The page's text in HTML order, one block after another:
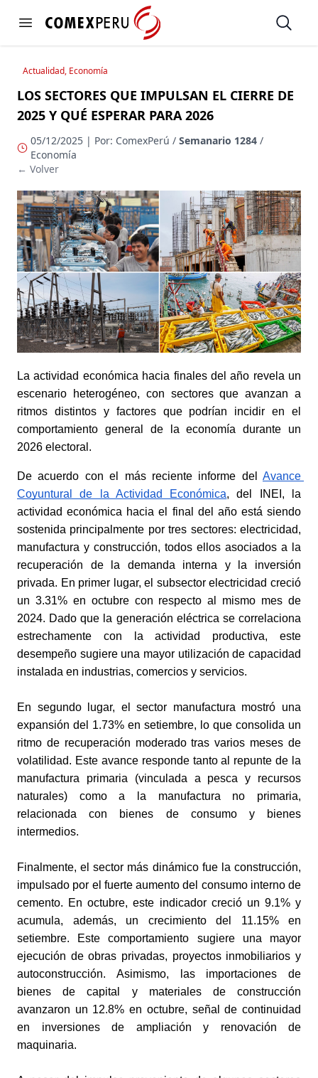
Open menu
https://www.comexperu.org.pe Open
Actualidad, Economía
LOS SECTORES QUE IMPULSAN EL CIERRE DE
2025 Y QUÉ ESPERAR PARA 2026
05/12/2025 | Por: ComexPerú /Semanario 1284 /
Economía
← Volver
La actividad económica hacia finales del año revela un
escenario heterogéneo, con sectores que avanzan a
ritmos distintos y factores que podrían incidir en el
comportamiento general de la economía durante un
2026 electoral.
De acuerdo con el más reciente informe del
Avance
Coyuntural de la Actividad Económica, del INEI, la
actividad económica hacia el final del año está siendo
sostenida principalmente por tres sectores: electricidad,
manufactura y construcción, todos ellos asociados a la
recuperación de la demanda interna y la inversión
privada. En primer lugar, el subsector electricidad creció
un 3.31% en octubre con respecto al mismo mes de
2024. Dado que la generación eléctrica se correlaciona
estrechamente con la actividad productiva, este
desempeño sugiere una mayor utilización de capacidad
instalada en industrias, comercios y servicios.
En segundo lugar, el sector manufactura mostró una
expansión del 1.73% en setiembre, lo que consolida un
ritmo de recuperación moderado tras varios meses de
volatilidad. Este avance responde tanto al repunte de la
manufactura primaria (vinculada a pesca y recursos
naturales) como a la manufactura no primaria,
relacionada con bienes de consumo y bienes
intermedios.
Finalmente, el sector más dinámico fue la construcción,
impulsado por el fuerte aumento del consumo interno de
cemento. En octubre, este indicador creció un 9.1% y
acumula, además, un crecimiento del 11.15% en
setiembre. Este comportamiento sugiere una mayor
ejecución de obras privadas, proyectos inmobiliarios y
autoconstrucción. Asimismo, las importaciones de
bienes de capital y materiales de construcción
avanzaron un 12.8% en octubre, señal de continuidad
en inversiones de ampliación y renovación de
maquinaria.